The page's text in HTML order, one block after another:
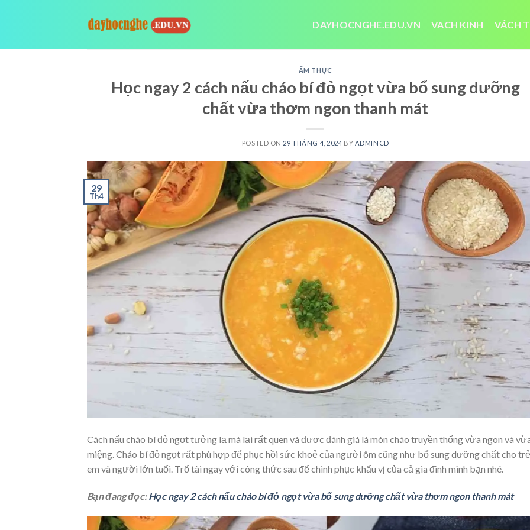
DAYHOCNGHE.EDU.VN VACH KINH VÁCH
ẨM THỰC
Học ngay 2 cách nấu cháo bí đỏ ngọt vừa bổ sung dưỡng
chất vừa thơm ngon thanh mát
POSTED ON 29 THÁNG 4, 2024 BY ADMINCD
29
Th4
Cách nấu cháo bí đỏ ngọt tưởng lạ mà lại rất quen và được đánh giá là món cháo truyền thống vừa ngon và
miệng. Cháo bí đỏ ngọt rất phù hợp để phục hồi sức khoẻ của người ôm cũng như bổ sung dưỡng chất cho trẻ
em và người lớn tuổi. Trổ tài ngay với công thức sau để chinh phục khẩu vị của cả gia đình mình bạn nhé.
Bạn đang đọc:Học ngay 2 cách nấu cháo bí đỏ ngọt vừa bổ sung dưỡng chất vừa thơm ngon thanh mát